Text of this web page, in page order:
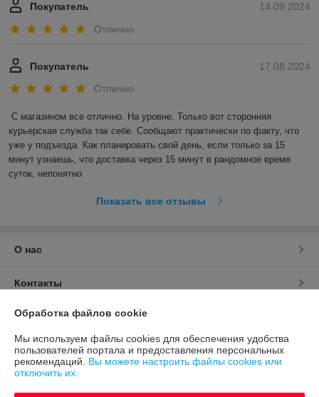
14.09.2024
Покупатель
Отлично
17.08.2024
Покупатель
Отлично
С магазином все отлично. На уровне. Только вот сторонняя
курьерская служба так себе. Сообщают практически по факту, что
уже у подъезда. Как планировать свой день, если только за 15
минут узнаешь, что доставка через 15 минут в рандомное время
суток, непонятно
Показать все отзывы
О нас
Контакты
Доставка и оплата
График работы
Обработка файлов cookie
Мы используем файлы cookies для обеспечения удобства
пользователей портала и предоставления персональных
рекомендаций. Вы можете настроить файлы cookies или
отключить их.